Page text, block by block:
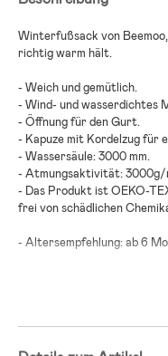
Winterfußsack von
richtig warm hält.
- Weich und gemütlich.
- Wind- und wasserdichtes
- Öffnung für den Gurt.
- Kapuze mit Kordelzug für
- Wassersäule: 3000 mm.
- Atmungsaktivität: 3000g/
- Das Produkt ist OEKO-
frei von schädlichen
- Altersempfehlung: ab 6
- Außenseite: 100 %